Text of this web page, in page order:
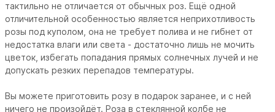
тактильно не отличается от обычных роз. Ещё одной
отличительной особенностью является неприхотливость
розы под куполом, она не требует полива и не гибнет от
недостатка влаги или света - достаточно лишь не мочить
цветок, избегать попадания прямых солнечных лучей и не
допускать резких перепадов температуры.
Вы можете приготовить розу в подарок заранее, и с ней
ничего не произойдёт. Роза в стеклянной колбе не